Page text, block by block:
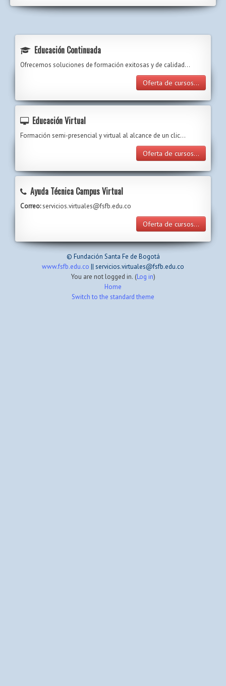
Educación Continuada
Ofrecemos soluciones de formación exitosas y de calidad...
Oferta de cursos...
Educación Virtual
Formación semi-presencial y virtual al alcance de un clic…
Oferta de cursos...
Ayuda Técnica Campus Virtual
Correo:servicios.virtuales@fsfb.edu.co
Oferta de cursos...
© Fundación Santa Fe de Bogotá
www.fsfb.edu.co || servicios.virtuales@fsfb.edu.co
You are not logged in. (Log in)
Home
Switch to the standard theme